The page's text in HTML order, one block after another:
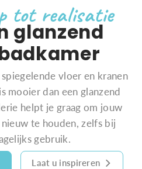
tot realisatie
glanzend
vloer en kranen
mooier dan een glanzend
helpt je graag om jouw
te houden, zelfs bij
gebruik.
Laat u inspireren